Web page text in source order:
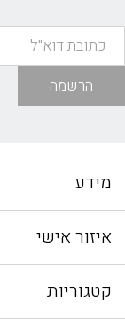
הרשמה
מידע
איזור אישי
קטגוריות